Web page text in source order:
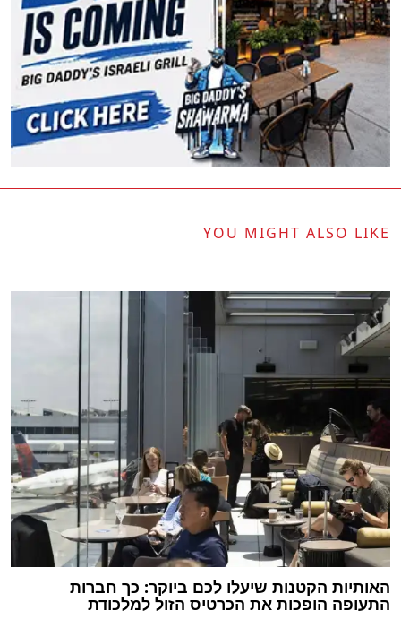
YOU MIGHT ALSO LIKE
האותיות הקטנות שיעלו לכם ביוקר: כך חברות
התעופה הופכות את הכרטיס הזול למלכודת